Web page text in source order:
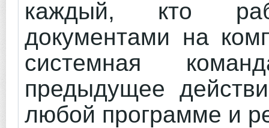
каждый, кто
документами на
системная
предыдущее
любой программе и